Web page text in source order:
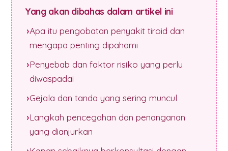
Yang akan dibahas dalam artikel ini
Apa itu pengobatan penyakit tiroid dan
mengapa penting dipahami
Penyebab dan faktor risiko yang perlu
diwaspadai
Gejala dan tanda yang sering muncul
Langkah pencegahan dan penanganan
yang dianjurkan